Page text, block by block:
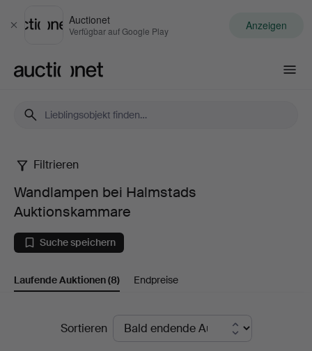
Schließen
Auctionet
Verfügbar auf Google Play Anzeigen
Wandlampen
bei
Halmstads
Auktionskammare
Filtrieren
Wandlampen bei Halmstads
Auktionskammare
Suche speichern
Laufende Auktionen(8) Endpreise
LaufendeSortieren